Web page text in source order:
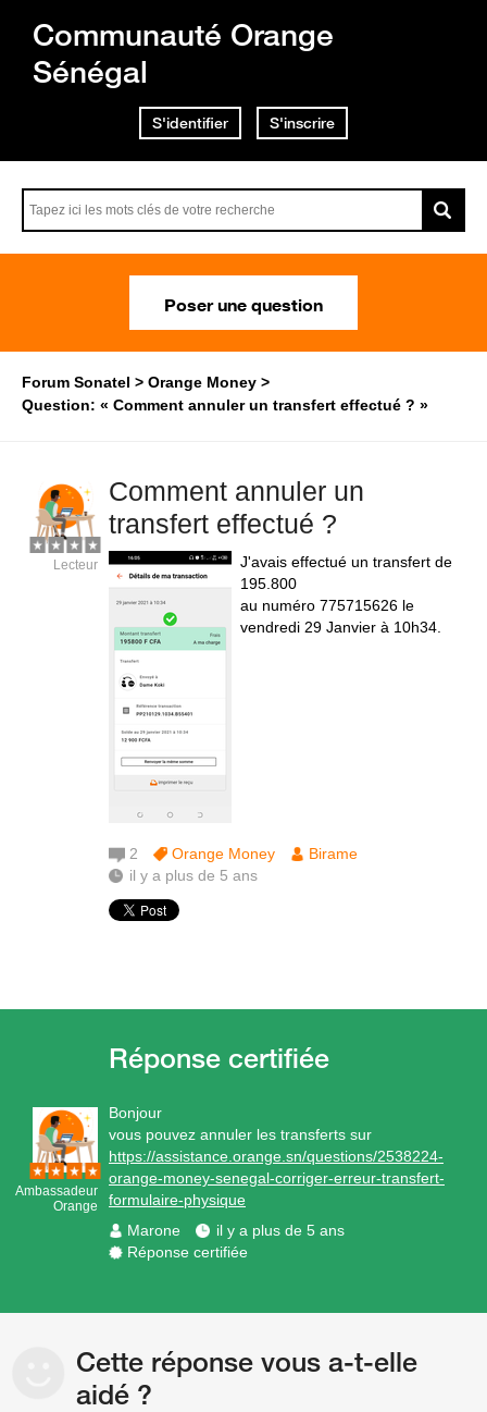
Communauté Orange
Sénégal
S'identifier S'inscrire
Poser une question
Forum Sonatel
Orange Money
Question: « Comment annuler un transfert effectué ? »
Comment annuler un
transfert effectué ?
J'avais effectué un transfert de
195.800
au numéro 775715626 le
vendredi 29 Janvier à 10h34.
Lecteur
2 Orange Money
Birame
il y a plus de 5 ans
Ambassadeur
Orange
Bonjour
vous pouvez annuler les transferts sur
https://assistance.orange.sn/questions/2538224-
orange-money-senegal-corriger-erreur-transfert-
formulaire-physique
Marone
il y a plus de 5 ans
Réponse certifiée
Cette réponse vous a-t-elle
aidé ?